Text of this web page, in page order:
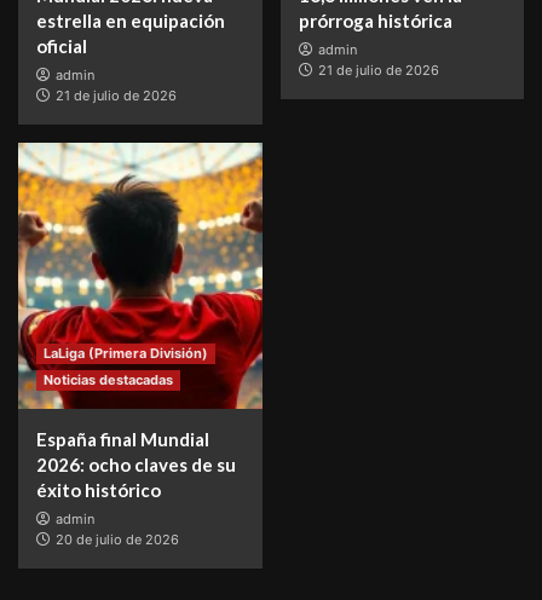
estrella en equipación
oficial
admin
21 de julio de 2026
prórroga histórica
admin
21 de julio de 2026
LaLiga (Primera División)
Noticias destacadas
España final Mundial
2026: ocho claves de su
éxito histórico
admin
20 de julio de 2026